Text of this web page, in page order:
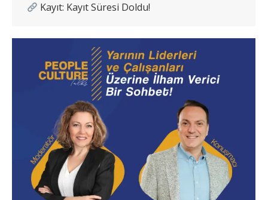
Kayıt: Kayıt Süresi Doldu!